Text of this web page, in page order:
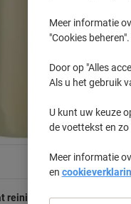
reinigen met Greenspeed
Meer informatie
"Cookies
Door op "Alles
Als u het gebruik
U kunt uw keuze
de voettekst en
Meer informatie
en